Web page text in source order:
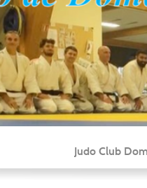
Judo Club